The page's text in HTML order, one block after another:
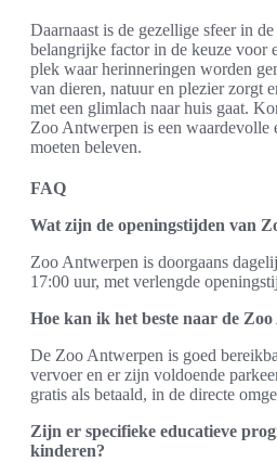
Daarnaast is de gezellige sfeer in
belangrijke factor in de keuze voor
plek waar herinneringen worden
van dieren, natuur en plezier zorgt
met een glimlach naar huis gaat.
Zoo Antwerpen is een waardevolle
moeten beleven.
FAQ
Wat zijn de openingstijden van
Zoo Antwerpen is doorgaans
17:00 uur, met verlengde
Hoe kan ik het beste naar de
De Zoo Antwerpen is goed
vervoer en er zijn voldoende
gratis als betaald, in de directe
Zijn er specifieke educatieve
kinderen?